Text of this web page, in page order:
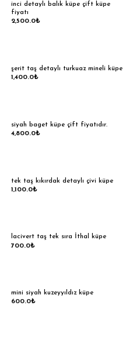
inci detaylı balık küpe çift küpe
fiyatı
2,500.0₺
şerit taş detaylı turkuaz mineli küpe
1,400.0₺
siyah baget küpe çift fiyatıdır.
4,800.0₺
tek taş kıkırdak detaylı çivi küpe
1,100.0₺
lacivert taş tek sıra İthal küpe
700.0₺
mini siyah kuzeyyıldız küpe
600.0₺